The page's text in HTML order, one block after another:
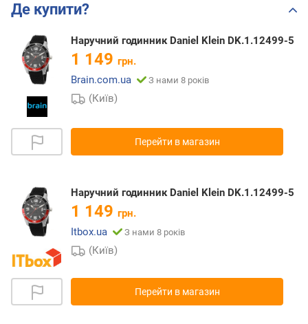
Де купити?
Наручний годинник Daniel Klein DK.1.12499-5
1 149 грн.
Brain.com.ua
З нами 8 років
(Київ)
Перейти в магазин
Наручний годинник Daniel Klein DK.1.12499-5
1 149 грн.
Itbox.ua
З нами 8 років
(Київ)
Перейти в магазин